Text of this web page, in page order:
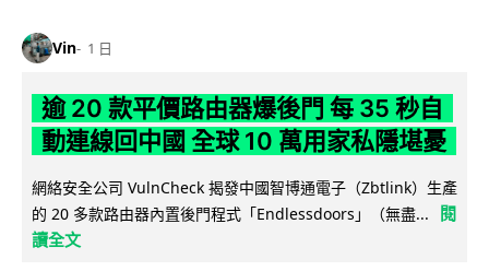
Vin 1 日
逾 20 款平價路由器爆後門 每 35 秒自
動連線回中國 全球 10 萬用家私隱堪憂
網絡安全公司 VulnCheck 揭發中國智博通電子（Zbtlink）生產
的 20 多款路由器內置後門程式「Endlessdoors」（無盡...
閱
讀全文